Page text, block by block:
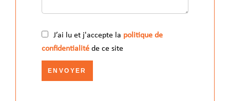
J’ai lu et j'accepte la politique de
confidentialité de ce site
ENVOYER